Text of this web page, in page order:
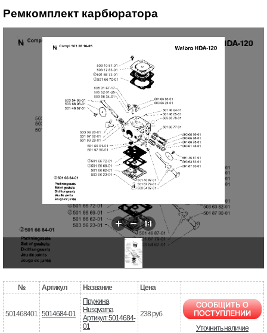
Ремкомплект карбюратора
№ Артикул Название Цена
501468401 5014684-01
Пружина
Husqvarna
Артикул: 5014684-
01
238 руб.
Уточнить наличие